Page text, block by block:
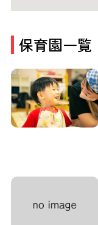
保育園一覧